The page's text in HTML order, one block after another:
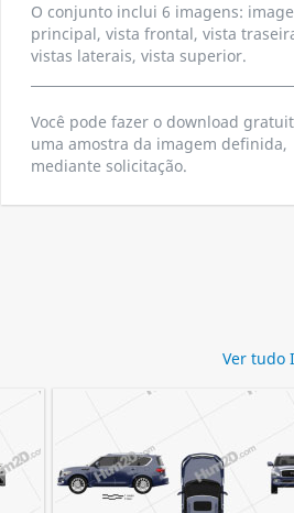
O conjunto inclui 6 imagens:
principal, vista frontal, vista
vistas laterais, vista superior.
Você pode fazer o download
uma amostra da imagem definida,
mediante solicitação.
Ver tudo